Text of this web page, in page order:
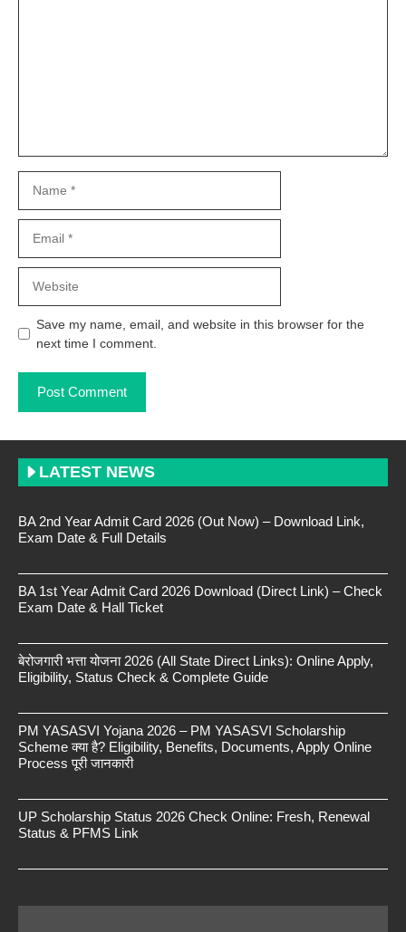
Save my name, email, and website in this browser for the
next time I comment.
LATEST NEWS
BA 2nd Year Admit Card 2026 (Out Now) – Download Link,
Exam Date & Full Details
BA 1st Year Admit Card 2026 Download (Direct Link) – Check
Exam Date & Hall Ticket
बेरोजगारी भत्ता योजना 2026 (All State Direct Links): Online Apply,
Eligibility, Status Check & Complete Guide
PM YASASVI Yojana 2026 – PM YASASVI Scholarship
Scheme क्या है? Eligibility, Benefits, Documents, Apply Online
Process पूरी जानकारी
UP Scholarship Status 2026 Check Online: Fresh, Renewal
Status & PFMS Link